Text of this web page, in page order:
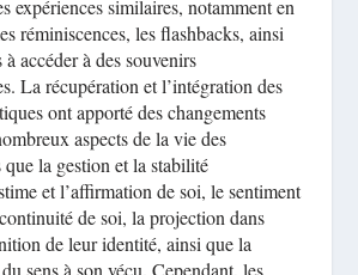
expériences similaires, notamment en
réminiscences, les flashbacks, ainsi
accéder à des souvenirs
La récupération et l’intégration des
ont apporté des changements
aspects de la vie des
la gestion et la stabilité
et l’affirmation de soi, le sentiment
de soi, la projection dans
de leur identité, ainsi que la
sens à son vécu. Cependant, les